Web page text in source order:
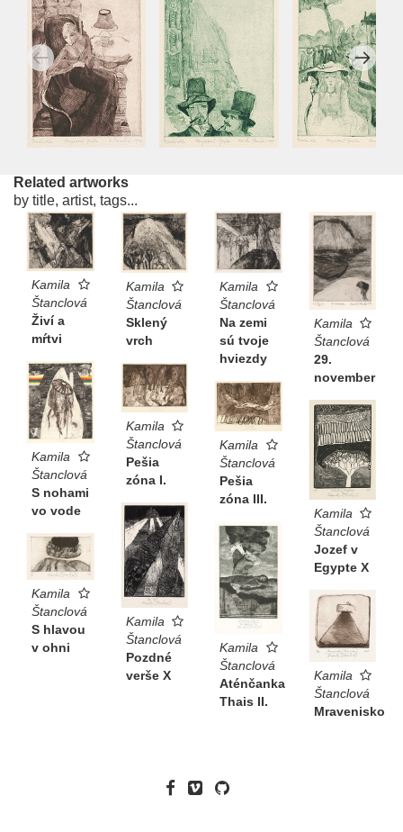
Related artworks
by title, artist, tags...
Kamila
Štanclová
Živí a
mŕtvi
Kamila
Štanclová
Sklený
vrch
Kamila
Štanclová
Na zemi
sú tvoje
hviezdy
Kamila
Štanclová
29.
november
Kamila
Štanclová
S nohami
vo vode
Kamila
Štanclová
Pešia
zóna I.
Kamila
Štanclová
Pešia
zóna III.
Kamila
Štanclová
Jozef v
Egypte X
Kamila
Štanclová
Pozdné
verše X
Kamila
Štanclová
Aténčanka
Thais II.
Kamila
Štanclová
S hlavou
v ohni
Kamila
Štanclová
Mravenisko